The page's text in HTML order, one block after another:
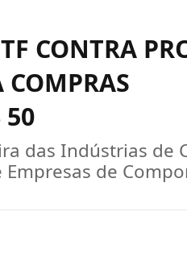
CONTRA
COMPRAS
50
das Indústrias de
de